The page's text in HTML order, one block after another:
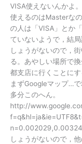
VISA使えないんかよ。
使えるのはMasterな
の人は「VISA」とか
ていないようで，結局
しょうがないので，
る。あやしい場所で
都支店に行くことにす
まずGoogleマップ…
多分このへん。
http://
n=0.002029,0.00324
しょうがないので，